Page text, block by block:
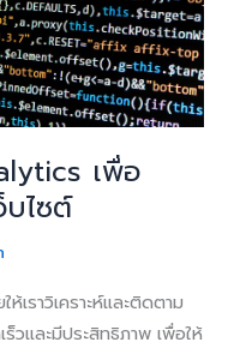
เพื่อ
ไซต์
ราวิเคราะห์และติดตาม
วและมีประสิทธิภาพ เพื่อให้